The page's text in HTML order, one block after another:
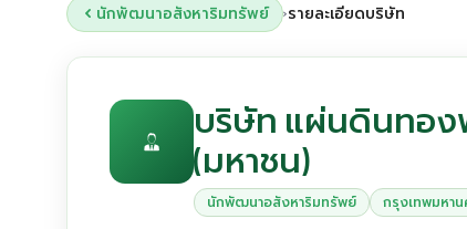
นักพัฒนาอสังหาริมทรัพย์ ›รายละเอียดบริษัท
บริษัท แผ่นดินทอง
(มหาชน)
นักพัฒนาอสังหาริมทรัพย์ กรุงเทพมหาน